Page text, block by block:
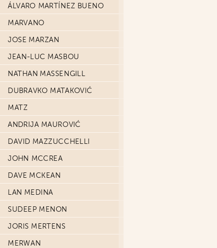
ÁLVARO MARTÍNEZ BUENO
MARVANO
JOSE MARZAN
JEAN-LUC MASBOU
NATHAN MASSENGILL
DUBRAVKO MATAKOVIĆ
MATZ
ANDRIJA MAUROVIĆ
DAVID MAZZUCCHELLI
JOHN MCCREA
DAVE MCKEAN
LAN MEDINA
SUDEEP MENON
JORIS MERTENS
MERWAN